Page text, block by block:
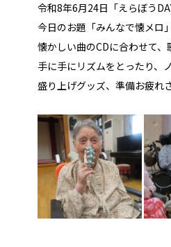
令和8年6月24日「えらぼう
今日のお題「みんなで懐メロ」
懐かしい曲のCDに合わせて
手に手にリズムをとったり、
盛り上げグッズ、準備お疲れ